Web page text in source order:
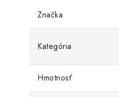
Značka
Kategória
Hmotnosť